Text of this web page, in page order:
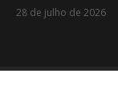
28 de julho de 2026